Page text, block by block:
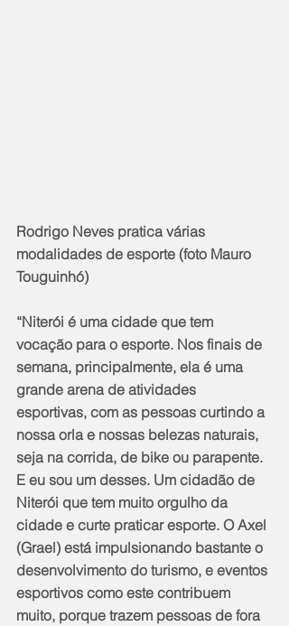
Rodrigo Neves pratica várias
modalidades de esporte (foto Mauro
Touguinhó)
“Niterói é uma cidade que tem
vocação para o esporte. Nos finais de
semana, principalmente, ela é uma
grande arena de atividades
esportivas, com as pessoas curtindo a
nossa orla e nossas belezas naturais,
seja na corrida, de bike ou parapente.
E eu sou um desses. Um cidadão de
Niterói que tem muito orgulho da
cidade e curte praticar esporte. O Axel
(Grael) está impulsionando bastante o
desenvolvimento do turismo, e eventos
esportivos como este contribuem
muito, porque trazem pessoas de fora